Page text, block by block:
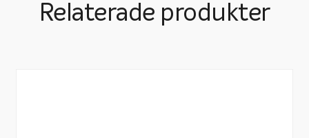
Relaterade produkter